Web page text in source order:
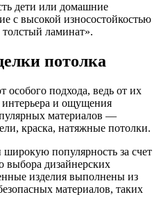
дети или домашние
с высокой износостойкостью
ламинат».
потолка
подхода, ведь от их
интерьера и ощущения
материалов —
краска, натяжные потолки.
популярность за счет
выбора дизайнерских
изделия выполнены из
материалов, таких